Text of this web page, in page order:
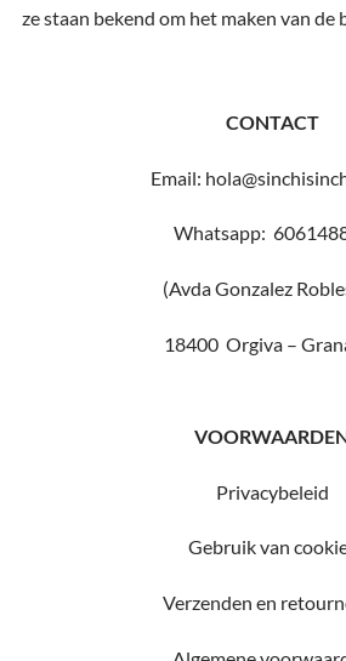
ze staan ​​bekend om het maken van de
CONTACT
Email:
Whatsapp:
(Avda Gonzalez
18400 Orgiva –
Privacybeleid
Gebruik van
Verzenden en